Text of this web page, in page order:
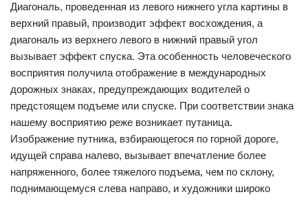
Диагональ, проведенная из левого нижнего угла картины в
верхний правый, производит эффект восхождения, а
диагональ из верхнего левого в нижний правый угол
вызывает эффект спуска. Эта особенность человеческого
восприятия получила отображение в международных
дорожных знаках, предупреждающих водителей о
предстоящем подъеме или спуске. При соответствии знака
нашему восприятию реже возникает путаница.
Изображение путника, взбирающегося по горной дороге,
идущей справа налево, вызывает впечатление более
напряженного, более тяжелого подъема, чем по склону,
поднимающемуся слева направо, и художники широко